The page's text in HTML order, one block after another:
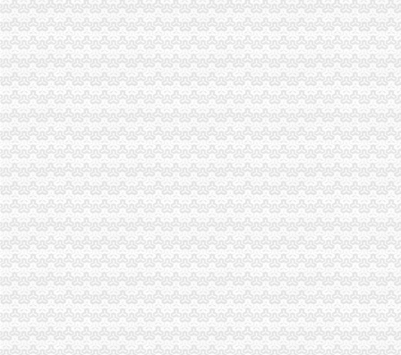
【重庆两江新区中视金鹰表演培训有限公司工商信息】-阿土伯工商信
重庆两江新区开发投资集团有限公司2015年第一期中期票据发行公告.
两江新区公司罪律咨询_两江新区公司罪免费律咨询—华律
重庆越展置业顾问有限公司两江新区分公司_【信用信息_诉讼信息_财
重庆两江新区渝祥有限责任公司_【信用信息_诉讼信息_财务
两江新区和这十个区县工商登记可“先照后证”-旅游频道-华龙网
重庆两江新区开发投资集团有限公司招聘集团财务部-财务管理-新校
重庆两江新区融资有限公司
【2017年重庆两江新区人力资源开发服务中心有限公司新招聘信息_
关于重庆两江新区外贸进出口企业海关注册代码进行变更备案的通知·
向我今年刚大学毕业,准备和朋友在重庆两江新区合资注册一家公司创
重庆两江新区置业发展有限公司2015年校园招聘简章_高校人才网
【2017年两江新区豪匠摄影工作室新招聘信息_电话_地址】-赶集网
重庆两江新区渝祥有限责任公司【工商信息_电话地址_注册信
重庆两江新区除甲醛公司
重庆两江新区工商代办公司注册公司注销代理记账【今日推荐网-重庆
重庆两江新区产业发展集团有限公司
重庆两江新区开发投资集团有限公司公开发行2016年公司券（第一期
“放管服”激发两江新区新活力_第1页-七一网